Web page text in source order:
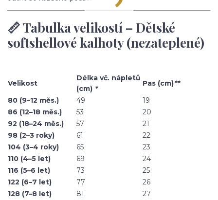
📏 Tabulka velikostí – Dětské
softshellové kalhoty (nezateplené)
Velikost
Délka vč. nápletů
(cm) *
Pas (cm)**
80 (9–12 měs.)
49
19
86 (12–18 měs.)
53
20
92 (18–24 měs.)
57
21
98 (2–3 roky)
61
22
104 (3–4 roky)
65
23
110 (4–5 let)
69
24
116 (5–6 let)
73
25
122 (6–7 let)
77
26
128 (7–8 let)
81
27